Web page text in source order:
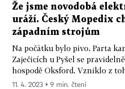
Že jsme novodobá
uráží. Český Mopedix
západním strojům
Na počátku bylo pivo. Parta
Zaječicích u Pyšel se
hospodě Oksford. Vzniklo z
11. 4. 2023 ▪ 9 min. čtení